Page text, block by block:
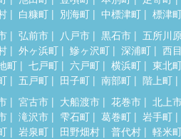
白糠町 別海町 中標津町 標津
弘前市 八戸市 黒石市 五所川
外ヶ浜町 鰺ヶ沢町 深浦町 西
町
七戸町 六戸町 横浜町 東北
五戸町 田子町 南部町 階上町
宮古市 大船渡市 花巻市 北上
滝沢市 雫石町 葛巻町 岩手町
岩泉町 田野畑村 普代村 軽米